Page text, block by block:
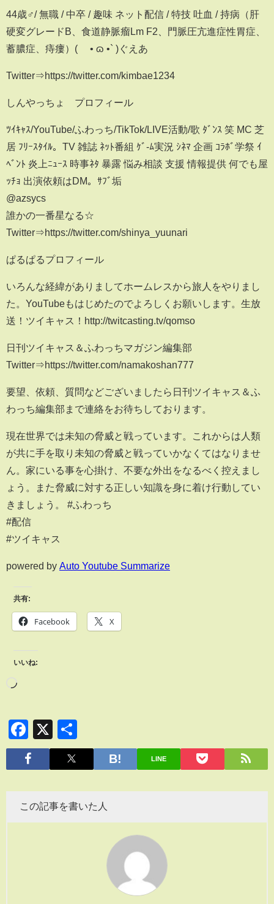
44歳♂/ 無職 / 中卒 / 趣味 ネット配信 / 特技 吐血 / 持病（肝
硬変グレードB、食道静脈瘤Lm F2、門脈圧亢進症性胃症、
蓄膿症、痔瘻）( ´• ɷ •` )ぐえあ
Twitter⇒https://twitter.com/kimbae1234
しんやっちょ プロフィール
ﾂｲｷｬｽ/YouTube/ふわっち/TikTok/LIVE活動/歌 ﾀﾞﾝｽ 笑 MC 芝
居 ﾌﾘｰｽﾀｲﾙ。TV 雑誌 ﾈｯﾄ番組 ｹﾞ-ﾑ実況 ｼﾈﾏ 企画 ｺﾗﾎﾞ学祭 ｲ
ﾍﾞﾝﾄ 炎上ﾆｭｰｽ 時事ﾈﾀ 暴露 悩み相談 支援 情報提供 何でも屋
ｯﾁｮ 出演依頼はDM。ｻﾌﾞ垢
@azsycs
誰かの一番星なる☆
Twitter⇒https://twitter.com/shinya_yuunari
ぱるぱるプロフィール
いろんな経緯がありましてホームレスから旅人をやりまし
た。YouTubeもはじめたのでよろしくお願いします。生放
送！ツイキャス！http://twitcasting.tv/qomso
日刊ツイキャス＆ふわっちマガジン編集部
Twitter⇒https://twitter.com/namakoshan777
要望、依頼、質問などございましたら日刊ツイキャス＆ふ
わっち編集部まで連絡をお待ちしております。
現在世界では未知の脅威と戦っています。これからは人類
が共に手を取り未知の脅威と戦っていかなくてはなりませ
ん。家にいる事を心掛け、不要な外出をなるべく控えまし
ょう。また脅威に対する正しい知識を身に着け行動してい
きましょう。 #ふわっち
#配信
#ツイキャス
powered by Auto Youtube Summarize
共有:
Facebook X
いいね:
Facebook
X
有
LINE
この記事を書いた人